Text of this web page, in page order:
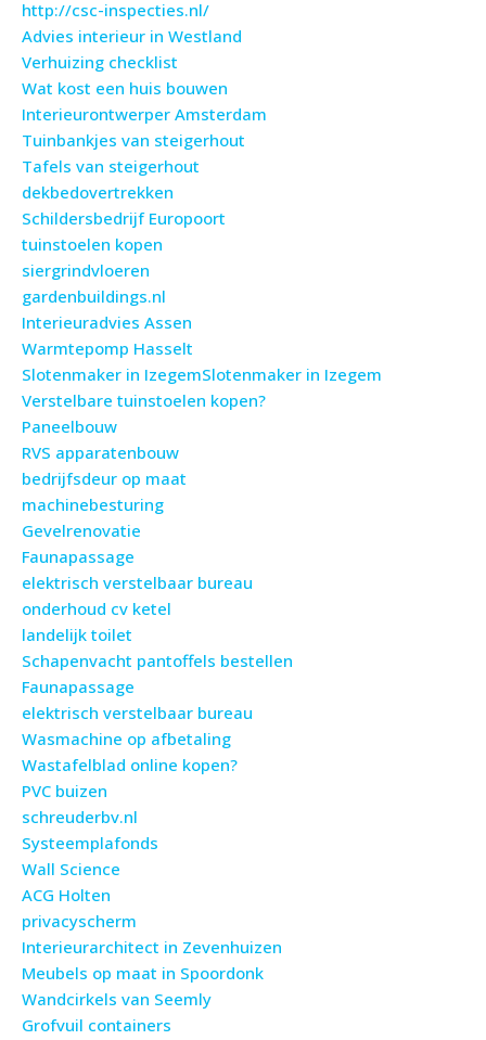
http://csc-inspecties.nl/
Advies interieur in Westland
Verhuizing checklist
Wat kost een huis bouwen
Interieurontwerper Amsterdam
Tuinbankjes van steigerhout
Tafels van steigerhout
dekbedovertrekken
Schildersbedrijf Europoort
tuinstoelen kopen
siergrindvloeren
gardenbuildings.nl
Interieuradvies Assen
Warmtepomp Hasselt
Slotenmaker in IzegemSlotenmaker in Izegem
Verstelbare tuinstoelen kopen?
Paneelbouw
RVS apparatenbouw
bedrijfsdeur op maat
machinebesturing
Gevelrenovatie
Faunapassage
elektrisch verstelbaar bureau
onderhoud cv ketel
landelijk toilet
Schapenvacht pantoffels bestellen
Faunapassage
elektrisch verstelbaar bureau
Wasmachine op afbetaling
Wastafelblad online kopen?
PVC buizen
schreuderbv.nl
Systeemplafonds
Wall Science
ACG Holten
privacyscherm
Interieurarchitect in Zevenhuizen
Meubels op maat in Spoordonk
Wandcirkels van Seemly
Grofvuil containers